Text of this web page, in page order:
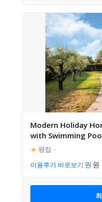
Modern Holiday
with Swimming
★ 평점 –
이용후기 바로보기